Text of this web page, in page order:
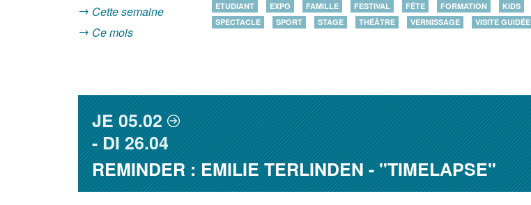
Cette semaine
Ce mois
ETUDIANT
EXPO FAMILLE FESTIVAL FÊTE FORMATION KIDS
SPECTACLE
SPORT STAGE THÉÂTRE VERNISSAGE VISITE GUIDÉE
JE05.02
DI26.04
REMINDER : EMILIE TERLINDEN - "TIMELAPSE"